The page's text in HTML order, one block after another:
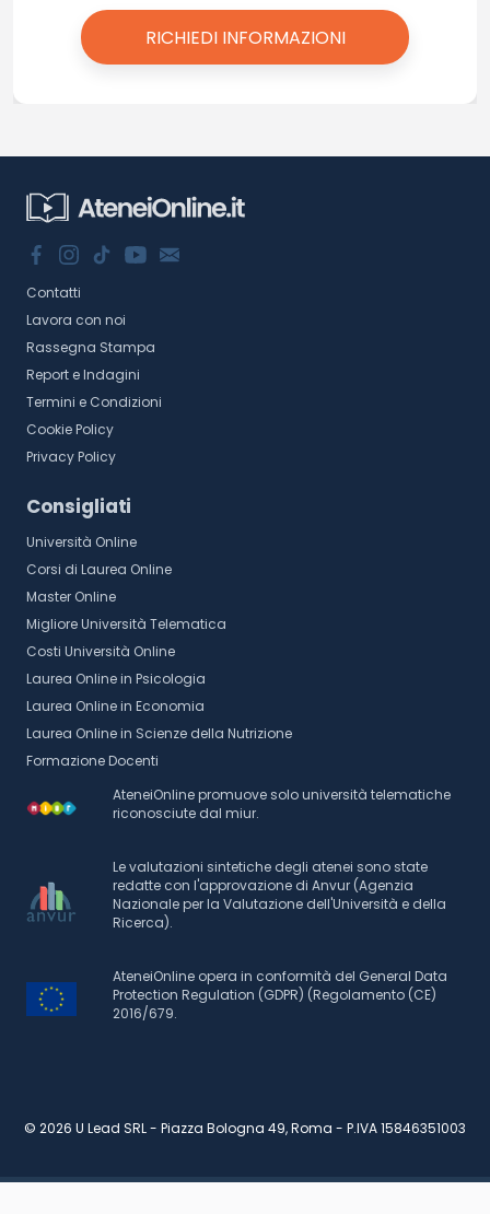
Contatti
Lavora con noi
Rassegna Stampa
Report e Indagini
Termini e Condizioni
Cookie Policy
Privacy Policy
Consigliati
Università Online
Corsi di Laurea Online
Master Online
Migliore Università Telematica
Costi Università Online
Laurea Online in Psicologia
Laurea Online in Economia
Laurea Online in Scienze della Nutrizione
Formazione Docenti
AteneiOnline promuove solo università telematiche
riconosciute dal miur.
Le valutazioni sintetiche degli atenei sono state
redatte con l'approvazione di Anvur (Agenzia
Nazionale per la Valutazione dell'Università e della
Ricerca).
AteneiOnline opera in conformità del General Data
Protection Regulation (GDPR) (Regolamento (CE)
2016/679.
© 2026 U Lead SRL - Piazza Bologna 49, Roma - P.IVA 15846351003